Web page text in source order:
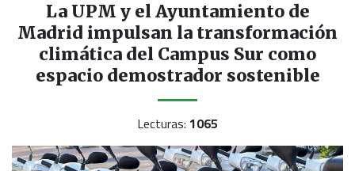
La UPM y el Ayuntamiento de
Madrid impulsan la transformación
climática del Campus Sur como
espacio demostrador sostenible
Lecturas: 1065